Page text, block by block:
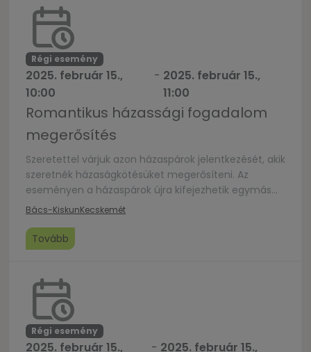
Régi esemény
2025. február 15.,
10:00
- 2025. február 15.,
11:00
Romantikus házassági fogadalom
megerősítés
Szeretettel várjuk azon házaspárok jelentkezését, akik
szeretnék házaságkötésüket megerősíteni. Az
eseményen a házaspárok újra kifejezhetik egymás
iránti elkötelezettségüket, megerősíthetik
pezsgős koccintással zárjuk, a résztvevő párok
számára különleges fotózási lehetőséget biztosítunk.
regisztrációhoz kötött: kko.kecskemet@gmail.com
Bács-KiskunKecskemét
Tovább
Régi esemény
2025. február 15., - 2025. február 15.,